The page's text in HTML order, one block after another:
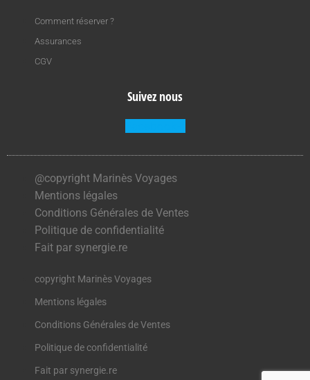
Comment réserver ?
Assurances
CGV
Suivez nous
@copyright Marinès Voyages
Mentions légales
Conditions Générales de Ventes
Politique de confidentialité
Fait par synergie.re
copyright Marinès Voyages
Mentions légales
Conditions Générales de Ventes
Politique de confidentialité
Fait par synergie.re